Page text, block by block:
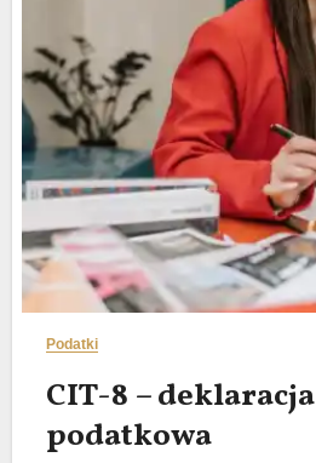
Podatki
CIT-8 – deklaracja
podatkowa